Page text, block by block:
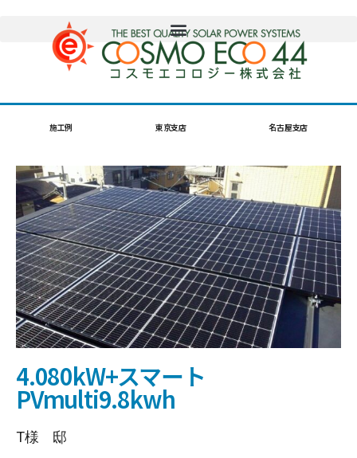
施工例 東京支店 名古屋支店
4.080kW+スマート
PVmulti9.8kwh
T様 邸